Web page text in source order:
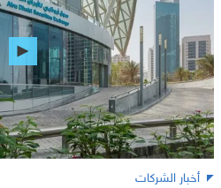
أخبار الشركات